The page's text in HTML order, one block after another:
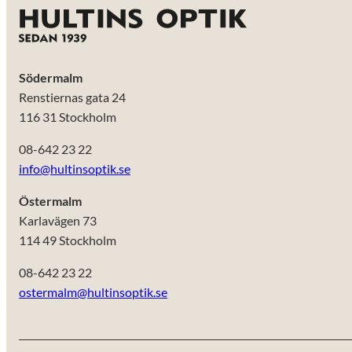
Södermalm
Renstiernas gata 24
116 31 Stockholm
08-642 23 22
info@hultinsoptik.se
Östermalm
Karlavägen 73
114 49 Stockholm
08-642 23 22
ostermalm@hultinsoptik.se
går inte att